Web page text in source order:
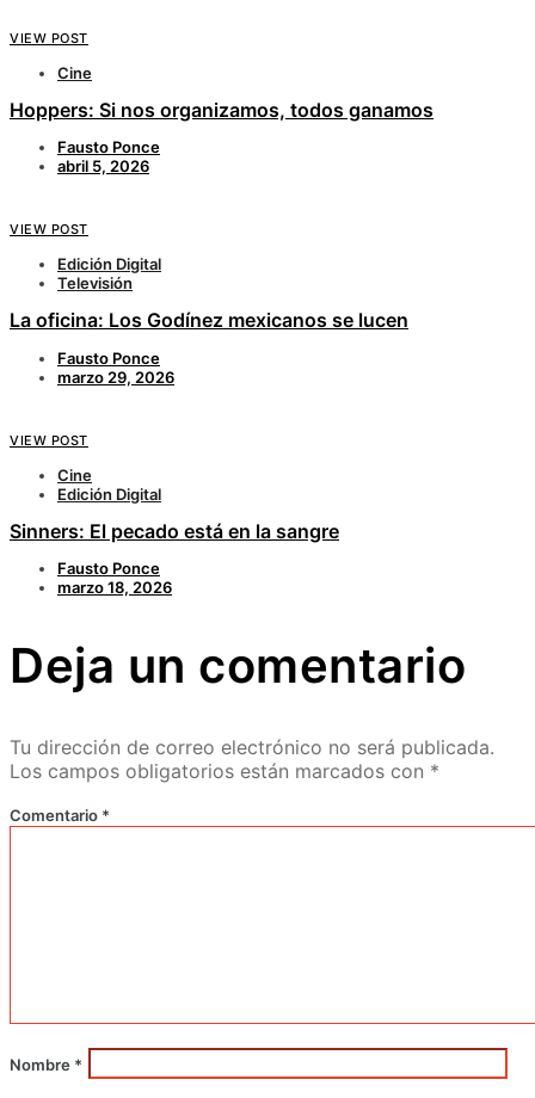
VIEW POST
Cine
Hoppers: Si nos organizamos, todos ganamos
Fausto Ponce
abril 5, 2026
VIEW POST
Edición Digital
Televisión
La oficina: Los Godínez mexicanos se lucen
Fausto Ponce
marzo 29, 2026
VIEW POST
Cine
Edición Digital
Sinners: El pecado está en la sangre
Fausto Ponce
marzo 18, 2026
Deja un comentario
Tu dirección de correo electrónico no será publicada.
Los campos obligatorios están marcados con *
Comentario *
Nombre *